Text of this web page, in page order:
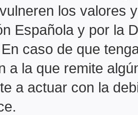
los valores
Española y por la
caso de que
a la que remite
a actuar con la